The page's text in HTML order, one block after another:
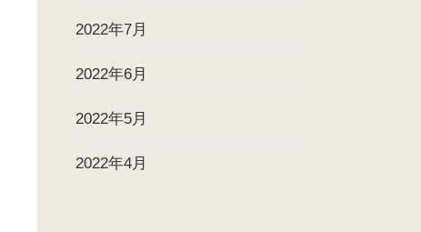
2022年7月
2022年6月
2022年5月
2022年4月